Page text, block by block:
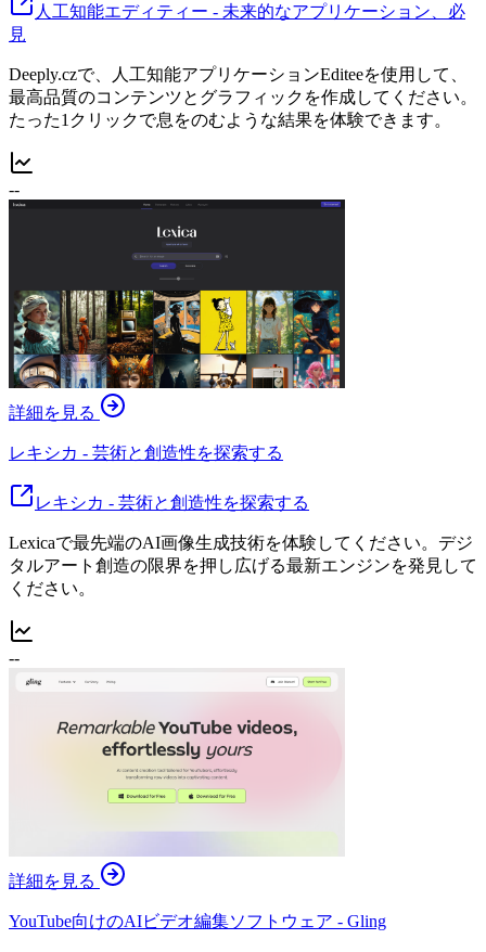
人工知能エディティー - 未来的なアプリケーション、必
見
Deeply.czで、人工知能アプリケーションEditeeを使用して、
最高品質のコンテンツとグラフィックを作成してください。
たった1クリックで息をのむような結果を体験できます。
--
詳細を見る
レキシカ - 芸術と創造性を探索する
レキシカ - 芸術と創造性を探索する
Lexicaで最先端のAI画像生成技術を体験してください。デジ
タルアート創造の限界を押し広げる最新エンジンを発見して
ください。
--
詳細を見る
YouTube向けのAIビデオ編集ソフトウェア - Gling